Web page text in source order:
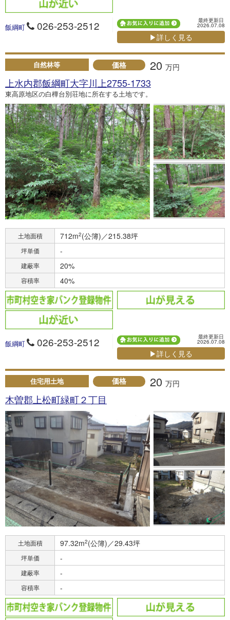
飯綱町 026-253-2512 最終更新日
2026.07.08
▶詳しく見る
自然林等 価格 20 万円
上水内郡飯綱町大字川上2755-1733
東高原地区の白樺台別荘地に所在する土地です。
土地面積 712m2(公簿)／215.38坪
坪単価 -
建蔽率 20%
容積率 40%
飯綱町 026-253-2512 最終更新日
2026.07.08
▶詳しく見る
住宅用土地 価格 20 万円
木曽郡上松町緑町２丁目
土地面積 97.32m2(公簿)／29.43坪
坪単価 -
建蔽率 -
容積率 -